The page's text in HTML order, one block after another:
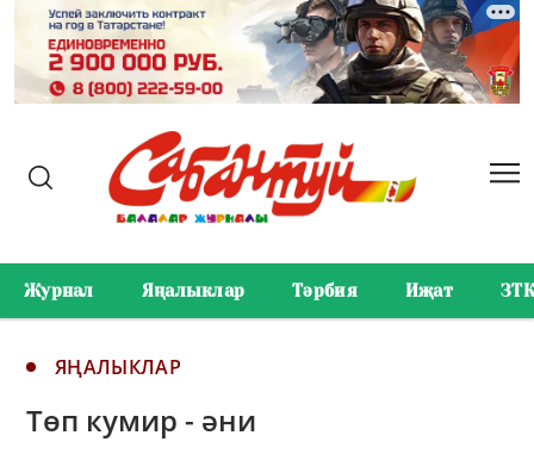
Журнал Яңалыклар Тәрбия Иҗат ЗТК
ЯҢАЛЫКЛАР
Төп кумир - әни